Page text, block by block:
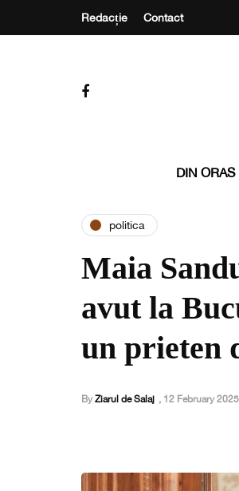
Redacție Contact
DIN ORAS
politica
Maia
avut la
un prieten
By Ziarul de Salaj , 12 February 2025